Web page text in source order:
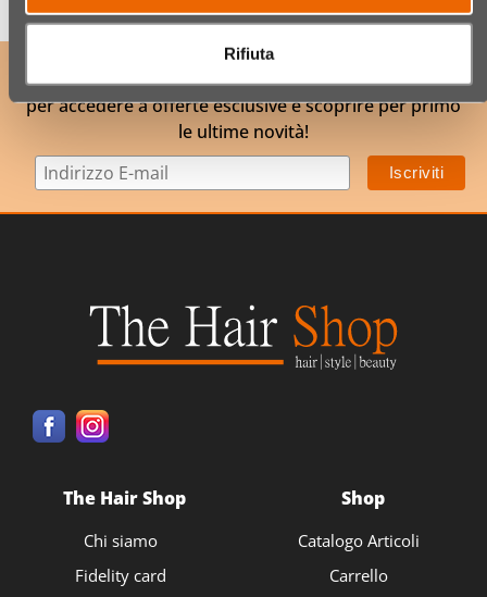
Rifiuta
ISCRIVITI ALLA NOSTRA NEWSLETTER
per accedere a offerte esclusive e scoprire per primo
le ultime novità!
The Hair Shop
Chi siamo
Fidelity card
Shop
Catalogo Articoli
Carrello